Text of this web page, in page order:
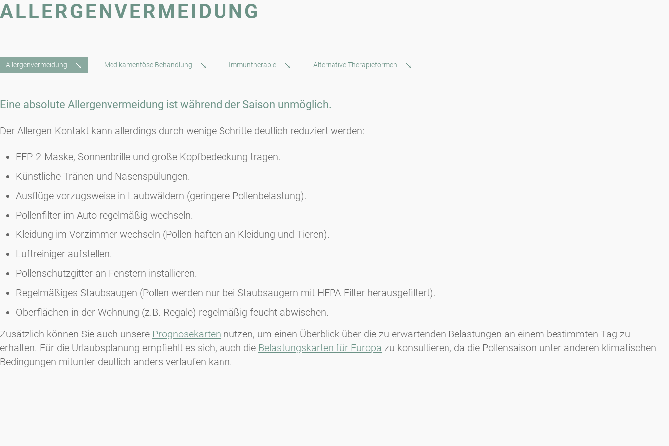
ALLERGENVERMEIDUNG
Allergenvermeidung Medikamentöse Behandlung Immuntherapie Alternative Therapieformen
Eine absolute Allergenvermeidung ist während der Saison unmöglich.
Der Allergen-Kontakt kann allerdings durch wenige Schritte deutlich reduziert werden:
FFP-2-Maske, Sonnenbrille und große Kopfbedeckung tragen.
Künstliche Tränen und Nasenspülungen.
Ausflüge vorzugsweise in Laubwäldern (geringere Pollenbelastung).
Pollenfilter im Auto regelmäßig wechseln.
Kleidung im Vorzimmer wechseln (Pollen haften an Kleidung und Tieren).
Luftreiniger aufstellen.
Pollenschutzgitter an Fenstern installieren.
Regelmäßiges Staubsaugen (Pollen werden nur bei Staubsaugern mit HEPA-Filter herausgefiltert).
Oberflächen in der Wohnung (z.B. Regale) regelmäßig feucht abwischen.
Zusätzlich können Sie auch unsere Prognosekarten nutzen, um einen Überblick über die zu erwartenden Belastungen an einem bestimmten Tag zu
erhalten. Für die Urlaubsplanung empfiehlt es sich, auch die Belastungskarten für Europa zu konsultieren, da die Pollensaison unter anderen klimatischen
Bedingungen mitunter deutlich anders verlaufen kann.